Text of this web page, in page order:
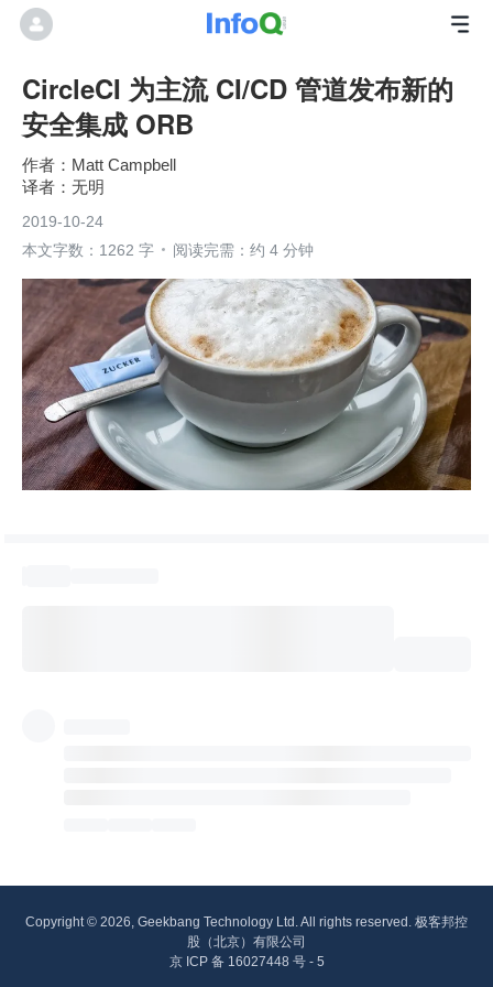
CircleCI 为主流 CI/CD 管道发布新的
安全集成 ORB
Matt Campbell
无明
2019-10-24
本文字数：1262 字
阅读完需：约 4 分钟
Copyright © 2026, Geekbang Technology Ltd. All rights reserved. 极客邦控
股（北京）有限公司
京 ICP 备 16027448 号 - 5